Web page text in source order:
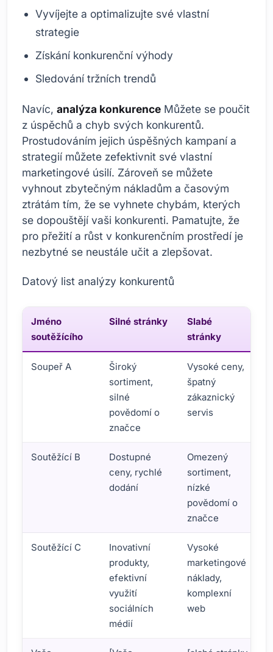
Vyvíjejte a optimalizujte své vlastní
strategie
Získání konkurenční výhody
Sledování tržních trendů
Navíc, analýza konkurence Můžete se poučit
z úspěchů a chyb svých konkurentů.
Prostudováním jejich úspěšných kampaní a
strategií můžete zefektivnit své vlastní
marketingové úsilí. Zároveň se můžete
vyhnout zbytečným nákladům a časovým
ztrátám tím, že se vyhnete chybám, kterých
se dopouštějí vaši konkurenti. Pamatujte, že
pro přežití a růst v konkurenčním prostředí je
nezbytné se neustále učit a zlepšovat.
Datový list analýzy konkurentů
Jméno
soutěžícího
Silné stránky
Slabé
stránky
Soupeř A
Široký
sortiment,
silné
povědomí o
značce
Vysoké ceny,
špatný
zákaznický
servis
Soutěžící B
Dostupné
ceny, rychlé
dodání
Omezený
sortiment,
nízké
povědomí o
značce
Soutěžící C
Inovativní
produkty,
efektivní
využití
sociálních
médií
Vysoké
marketingové
náklady,
komplexní
web